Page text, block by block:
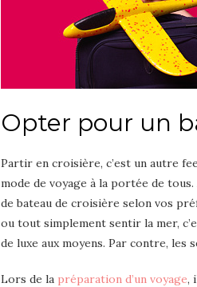
Opter pour un
Partir en croisière, c’est un autre
mode de voyage à la portée de
de bateau de croisière selon vos
ou tout simplement sentir la mer,
de luxe aux moyens. Par contre,
Lors de la préparation d’un voyage,